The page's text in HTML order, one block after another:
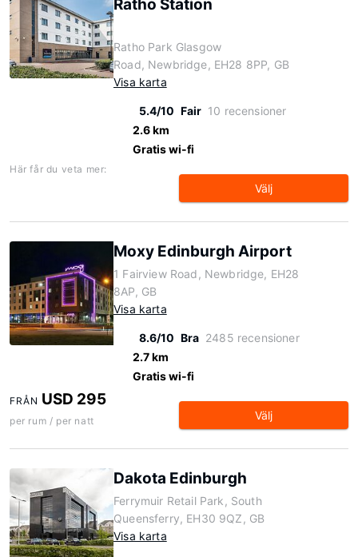
Ratho Station
Ratho Park Glasgow
Road, Newbridge, EH28 8PP, GB
Visa karta
5.4/10 Fair 10 recensioner
2.6 km
Gratis wi-fi
Här får du veta mer:
Välj
Moxy Edinburgh Airport
1 Fairview Road, Newbridge, EH28
8AP, GB
Visa karta
8.6/10 Bra 2485 recensioner
2.7 km
Gratis wi-fi
FRÅN USD 295
per rum / per natt Välj
Dakota Edinburgh
Ferrymuir Retail Park, South
Queensferry, EH30 9QZ, GB
Visa karta